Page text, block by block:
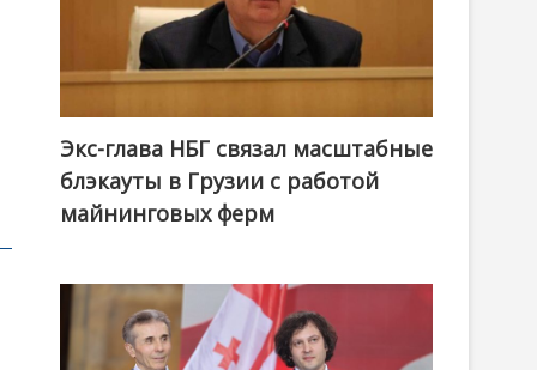
Экс-глава НБГ связал масштабные
блэкауты в Грузии с работой
майнинговых ферм